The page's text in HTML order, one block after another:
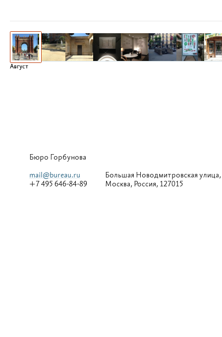
Август
Бюро Горбунова
mail@bureau.ru
+7 495 646-84-89
Большая Новодмитровская улица,
Москва, Россия, 127015